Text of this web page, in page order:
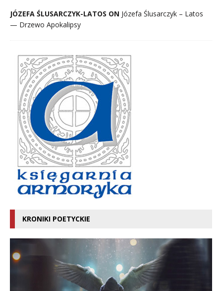
JÓZEFA ŚLUSARCZYK-LATOS ON Józefa Ślusarczyk – Latos
— Drzewo Apokalipsy
KRONIKI POETYCKIE